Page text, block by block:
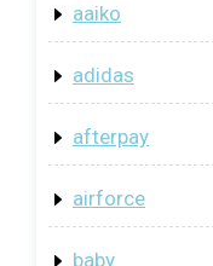
aaiko
adidas
afterpay
airforce
baby